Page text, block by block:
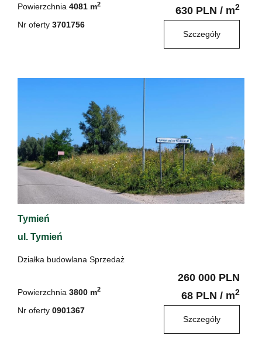
Powierzchnia 4081 m2
Nr oferty 3701756
630 PLN / m2
Szczegóły
Tymień
ul. Tymień
Działka budowlana Sprzedaż
Powierzchnia 3800 m2
Nr oferty 0901367
260 000 PLN
68 PLN / m2
Szczegóły